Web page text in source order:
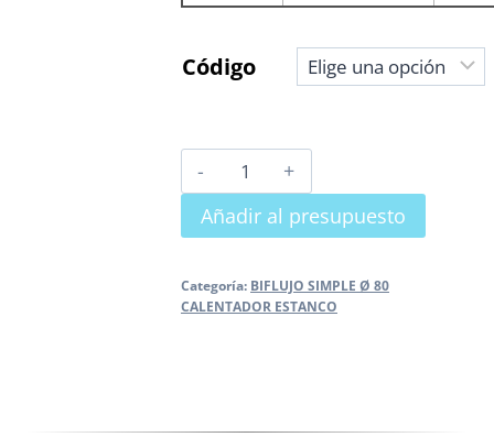
Código
TUBO
M-
M
80
cantidad
Añadir al presupuesto
Categoría: BIFLUJO SIMPLE Ø 80
CALENTADOR ESTANCO